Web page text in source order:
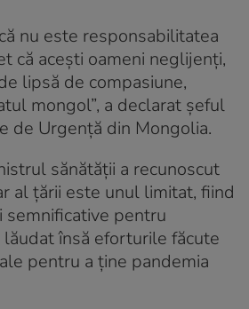
nu este responsabilitatea
că acești oameni neglijenți,
lipsă de compasiune,
mongol”, a declarat șeful
de Urgență din Mongolia.
sănătății a recunoscut
al țării este unul limitat, fiind
pentru
însă eforturile făcute
pentru a ține pandemia